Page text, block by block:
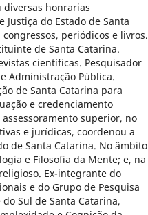
diversas honrarias
do Estado de Santa
periódicos e livros.
de Santa Catarina.
científicas. Pesquisador
Administração Pública.
de Santa Catarina para
e credenciamento
superior, no
e jurídicas, coordenou a
de Santa Catarina. No âmbito
e Filosofia da Mente; e, na
Ex-integrante do
e do Grupo de Pesquisa
Sul de Santa Catarina,